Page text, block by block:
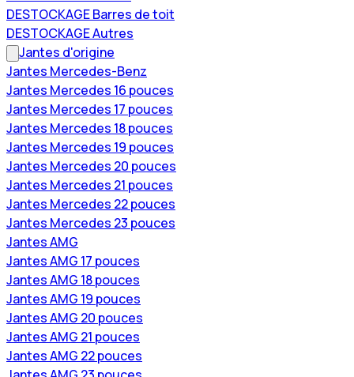
DESTOCKAGE Barres de toit
DESTOCKAGE Autres
Jantes d'origine
Jantes Mercedes-Benz
Jantes Mercedes 16 pouces
Jantes Mercedes 17 pouces
Jantes Mercedes 18 pouces
Jantes Mercedes 19 pouces
Jantes Mercedes 20 pouces
Jantes Mercedes 21 pouces
Jantes Mercedes 22 pouces
Jantes Mercedes 23 pouces
Jantes AMG
Jantes AMG 17 pouces
Jantes AMG 18 pouces
Jantes AMG 19 pouces
Jantes AMG 20 pouces
Jantes AMG 21 pouces
Jantes AMG 22 pouces